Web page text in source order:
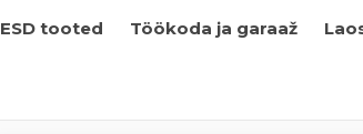
ESD tooted Töökoda ja garaaž